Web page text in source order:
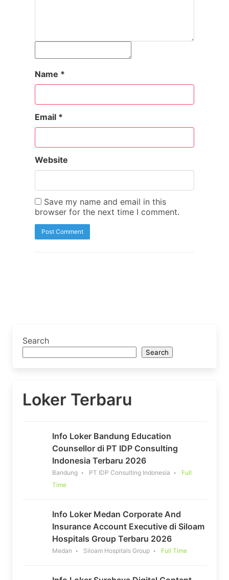
Name *
Email *
Website
Save my name and email in this
browser for the next time I comment.
Search
Search
Loker Terbaru
Info Loker Bandung Education
Counsellor di PT IDP Consulting
Indonesia Terbaru 2026
Bandung PT IDP Consulting Indonesia
Full
Time
Info Loker Medan Corporate And
Insurance Account Executive di Siloam
Hospitals Group Terbaru 2026
Medan Siloam Hospitals Group Full Time